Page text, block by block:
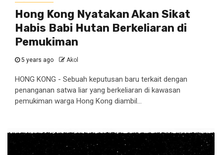
Hong Kong Nyatakan Akan Sikat
Habis Babi Hutan Berkeliaran di
Pemukiman
5 years ago Akol
HONG KONG - Sebuah keputusan baru terkait dengan
penanganan satwa liar yang berkeliaran di kawasan
pemukiman warga Hong Kong diambil...